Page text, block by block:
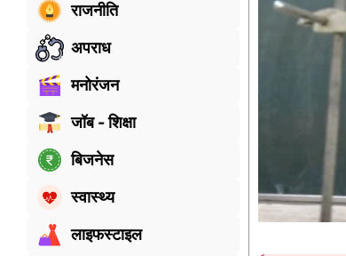
राजनीति
अपराध
मनोरंजन
जॉब - शिक्षा
बिजनेस
स्वास्थ्य
लाइफस्टाइल